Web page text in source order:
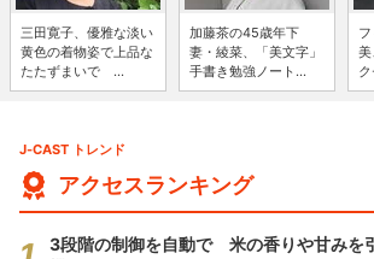
三田寛子、優雅な淡い
黄色の着物姿で上品な
たたずまいで ...
加藤茶の45歳年下
妻・綾菜、「美文字」
手書き勉強ノート...
美
J-CAST トレンド
アクセスランキング
3段階の制御を自動で 米の香りや甘みを